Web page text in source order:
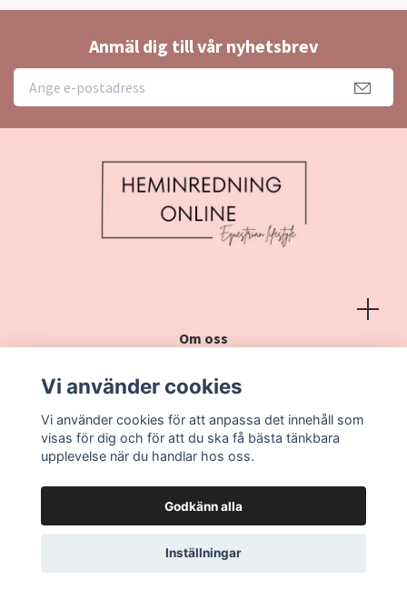
Anmäl dig till vår nyhetsbrev
Om oss
Kontakt
Vanliga frågor
Vi använder cookies
Vi använder cookies för att anpassa det innehåll som
visas för dig och för att du ska få bästa tänkbara
upplevelse när du handlar hos oss.
Godkänn alla
Inställningar